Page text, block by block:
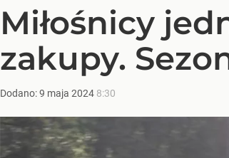
Miłośnicy
zakupy.
Dodano:9 maja 2024 8:30